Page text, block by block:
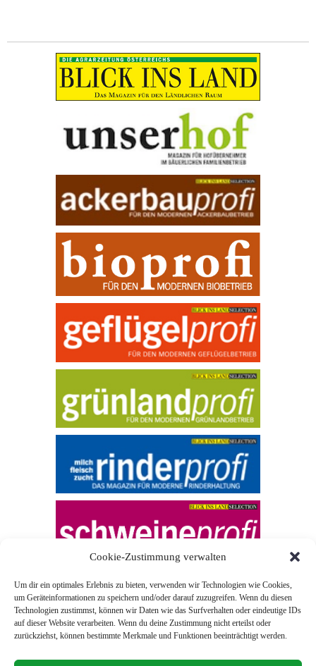
Cookie-Zustimmung verwalten
Um dir ein optimales Erlebnis zu bieten, verwenden wir Technologien wie Cookies,
um Geräteinformationen zu speichern und/oder darauf zuzugreifen. Wenn du diesen
Technologien zustimmst, können wir Daten wie das Surfverhalten oder eindeutige IDs
auf dieser Website verarbeiten. Wenn du deine Zustimmung nicht erteilst oder
zurückziehst, können bestimmte Merkmale und Funktionen beeinträchtigt werden.